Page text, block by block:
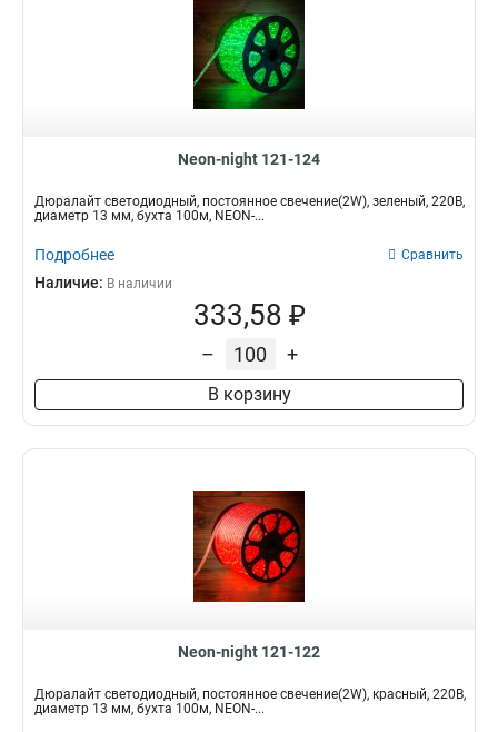
Neon-night 121-124
Дюралайт светодиодный, постоянное свечение(2W), зеленый, 220В,
диаметр 13 мм, бухта 100м, NEON-...
Подробнее Сравнить
Наличие: В наличии
333,58 ₽
– +
В корзину
Neon-night 121-122
Дюралайт светодиодный, постоянное свечение(2W), красный, 220В,
диаметр 13 мм, бухта 100м, NEON-...